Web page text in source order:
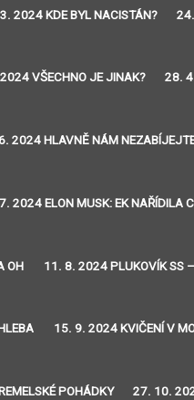
2024 KDE BYL NACISTÁN?
VŠECHNO JE JINAK? 28.
2024 HLAVNĚ NÁM
2024 ELON MUSK: EK NAŘÍDILA
OH 11. 8. 2024 PLUKOVÍK SS
15. 9. 2024 KVIČENÍ V
POHÁDKY 27. 10.